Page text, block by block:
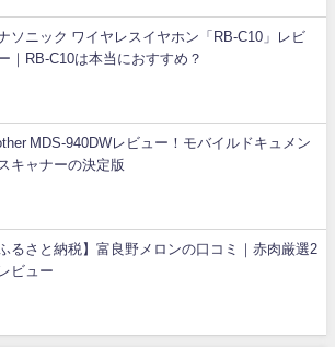
ソニック ワイヤレスイヤホン「RB-C10」レビ
｜RB-C10は本当におすすめ？
MDS-940DWレビュー！モバイルドキュメン
キャナーの決定版
ふるさと納税】富良野メロンの口コミ｜赤肉厳選2
ビュー